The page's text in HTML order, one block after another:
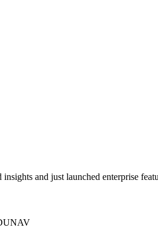
insights and just launched enterprise